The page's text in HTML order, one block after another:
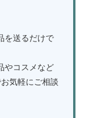
を送るだけで
やコスメなど
気軽にご相談